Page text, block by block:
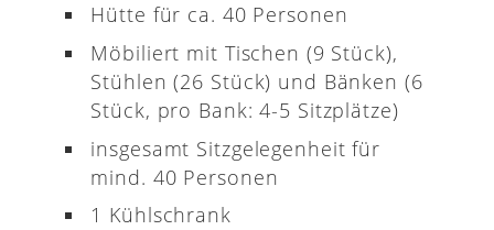
Hütte für ca. 40 Personen
Möbiliert mit Tischen (9 Stück),
Stühlen (26 Stück) und Bänken (6
Stück, pro Bank: 4-5 Sitzplätze)
insgesamt Sitzgelegenheit für
mind. 40 Personen
1 Kühlschrank